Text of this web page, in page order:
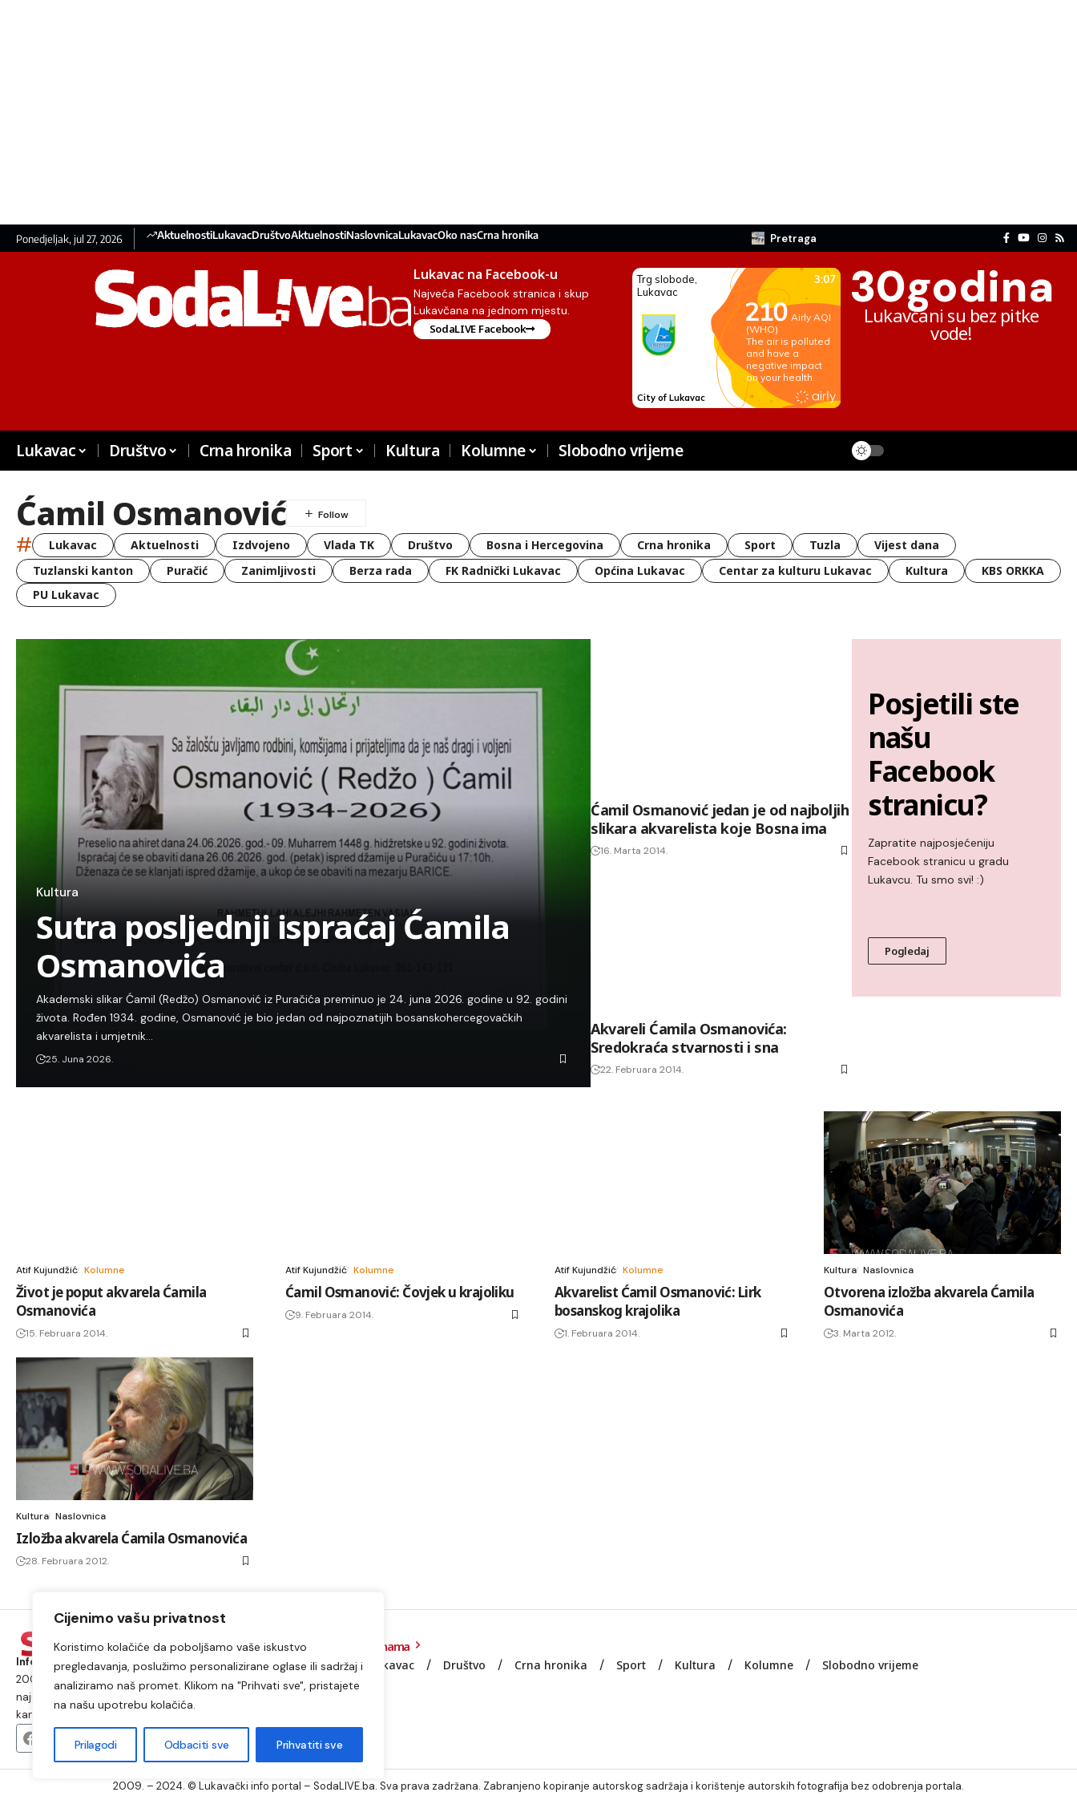
Cijenimo vašu privatnost
Koristimo kolačiće da poboljšamo vaše iskustvo
pregledavanja, poslužimo personalizirane oglase ili sadržaj i
analiziramo naš promet. Klikom na "Prihvati sve", pristajete
na našu upotrebu kolačića.
Prilagodi Odbaciti sve Prihvatiti sve
Ponedjeljak, jul 27, 2026 AktuelnostiLukavacDruštvoAktuelnostiNaslovnicaLukavacOko nasCrna hronika Pretraga
Lukavac na Facebook-u
Najveća Facebook stranica i skup
Lukavčana na jednom mjestu.
SodaLIVE Facebook
30godina
Lukavčani su bez pitke
vode!
Lukavac Društvo Crna hronika Sport Kultura Kolumne Slobodno vrijeme
Ćamil Osmanović
# Lukavac Aktuelnosti Izdvojeno Vlada TK Društvo Bosna i Hercegovina Crna hronika Sport Tuzla
Vijest dana
Tuzlanski kanton
Puračić Zanimljivosti Berza rada FK Radnički Lukavac Općina Lukavac Centar za kulturu Lukavac Kultura
KBS ORKKA
PU Lukavac
Kultura
Sutra posljednji ispraćaj Ćamila
Osmanovića
Akademski slikar Ćamil (Redžo) Osmanović iz Puračića preminuo je 24. juna 2026. godine u 92. godini
života. Rođen 1934. godine, Osmanović je bio jedan od najpoznatijih bosanskohercegovačkih
akvarelista i umjetnik…
25. Juna 2026.
Ćamil Osmanović jedan je od najboljih
slikara akvarelista koje Bosna ima
16. Marta 2014.
Akvareli Ćamila Osmanovića:
Sredokraća stvarnosti i sna
22. Februara 2014.
Posjetili ste
našu
Facebook
stranicu?
Zapratite najposjećeniju
Facebook stranicu u gradu
Lukavcu. Tu smo svi! :)
Pogledaj
Atif Kujundžić Kolumne
Život je poput akvarela Ćamila
Osmanovića
15. Februara 2014.
Atif Kujundžić Kolumne
Ćamil Osmanović: Čovjek u krajoliku
9. Februara 2014.
Atif Kujundžić Kolumne
Akvarelist Ćamil Osmanović: Lirk
bosanskog krajolika
1. Februara 2014.
Kultura Naslovnica
Otvorena izložba akvarela Ćamila
Osmanovića
3. Marta 2012.
Kultura Naslovnica
Izložba akvarela Ćamila Osmanovića
28. Februara 2012.
Informacije iz Lukavca kojima možete vjerovati.Postojimo od
2009. godine i od tada smo najposjećeniji internet portal i
najutjecajniji medij na području općine Lukavac i Tuzlanskog
kantona.
O nama
Lukavac Društvo Crna hronika Sport Kultura Kolumne Slobodno vrijeme
2009. – 2024. © Lukavački info portal – SodaLIVE.ba. Sva prava zadržana. Zabranjeno kopiranje autorskog sadržaja i korištenje autorskih fotografija bez odobrenja portala.